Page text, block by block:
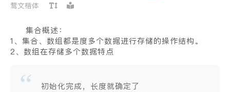
鹜文楷体
集合概述：
1、集合、数组都是度多个数据进行存储的操作结构。
2、数组在存储多个数据特点
初始化完成，长度就确定了